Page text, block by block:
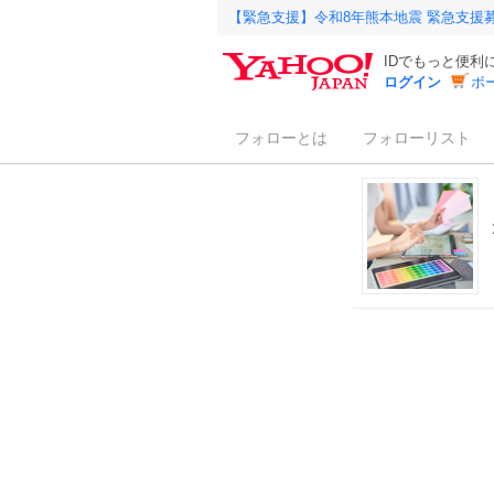
【緊急支援】令和8年熊本地震 緊急支援
IDでもっと便利
ログイン
ボ
フォローとは フォローリスト